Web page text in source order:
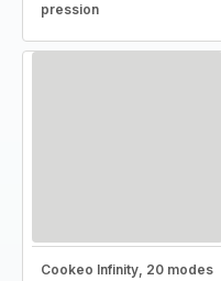
pression
Cookeo Infinity, 20 modes